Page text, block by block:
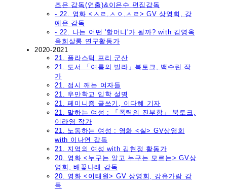
조은 감독(연출)&이은수 편집감독
- 22. 영화 <ㅅㄹ,ㅅㅇ,ㅅㄹ> GV 상영회, 강
예은 감독
- 22. 나는 어떤 '할머니'가 될까? with 김영옥
옥희살롱 연구활동가
2020-2021
21. 플라스틱 프리 군산
21. 도서 「여름의 빌라」북토크, 백수린 작
가
21. 접시 깨는 여자들
21. 우만학교 입학 설명
21. 페미니즘 글쓰기, 이다혜 기자
21. 말하는 여성 : 「폭력의 진부함」 북토크,
이라영 작가
21. 노동하는 여성 : 영화 <실> GV상영회
with 이나연 감독
21. 지역의 여성 with 김현정 활동가
20. 영화 <누구는 알고 누구는 모르는> GV상
영회, 배꽃나래 감독
20. 영화 <이태원> GV 상영회, 강유가람 감
독